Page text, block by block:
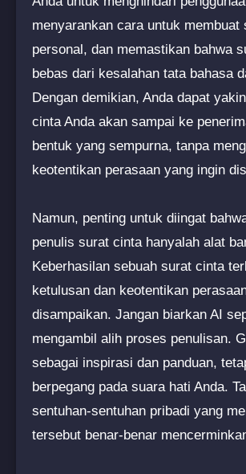
menyarankan cara untuk membuat
personal, dan memastikan bahwa
bebas dari kesalahan tata bahasa
Dengan demikian, Anda dapat
cinta Anda akan sampai ke
bentuk yang sempurna, tanpa
keotentikan perasaan yang ingin
Namun, penting untuk diingat
penulis surat cinta hanyalah alat
Keberhasilan sebuah surat cinta
ketulusan dan keotentikan
disampaikan. Jangan biarkan AI
mengambil alih proses penulisan.
sebagai inspirasi dan panduan,
berpegang pada suara hati Anda.
sentuhan-sentuhan pribadi yang
tersebut benar-benar